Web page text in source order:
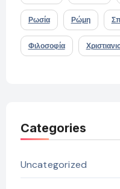
Ρωσία Ρώμη
Φιλοσοφία
Categories
Uncategorized